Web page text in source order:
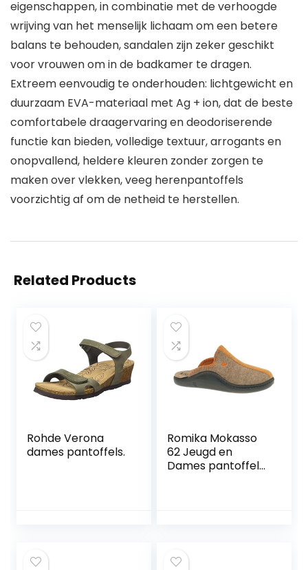
eigenschappen, in combinatie met de verhoogde
wrijving van het menselijk lichaam om een betere
balans te behouden, sandalen zijn zeker geschikt
voor vrouwen om in de badkamer te dragen.
Extreem eenvoudig te onderhouden: lichtgewicht en
duurzaam EVA-materiaal met Ag + ion, dat de beste
comfortabele draagervaring en deodoriserende
functie kan bieden, volledige textuur, arrogants en
onopvallend, heldere kleuren zonder zorgen te
maken over vlekken, veeg herenpantoffels
voorzichtig af om de netheid te herstellen.
Related Products
Rohde Verona
dames pantoffels.
Romika Mokasso
62 Jeugd en
Dames pantoffels,